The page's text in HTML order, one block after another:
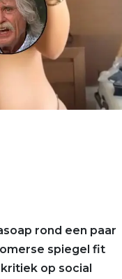
rond een paar
spiegel fit
op social